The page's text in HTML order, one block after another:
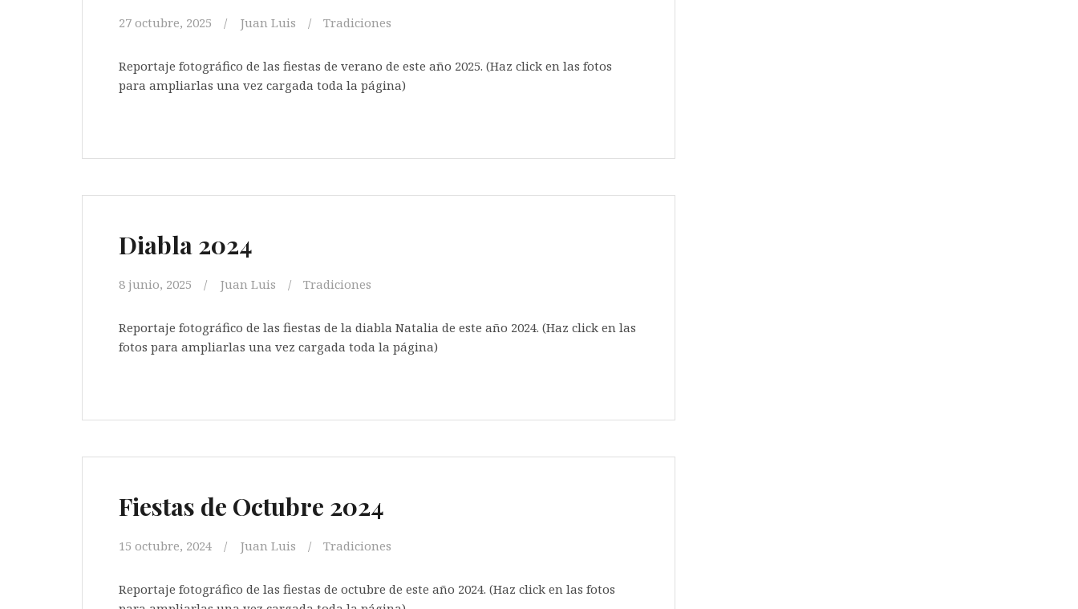
27 octubre, 2025 Juan Luis Tradiciones
Reportaje fotográfico de las fiestas de verano de este año 2025. (Haz click en las fotos
para ampliarlas una vez cargada toda la página)
Diabla 2024
8 junio, 2025 Juan Luis Tradiciones
Reportaje fotográfico de las fiestas de la diabla Natalia de este año 2024. (Haz click en las
fotos para ampliarlas una vez cargada toda la página)
Fiestas de Octubre 2024
15 octubre, 2024 Juan Luis Tradiciones
Reportaje fotográfico de las fiestas de octubre de este año 2024. (Haz click en las fotos